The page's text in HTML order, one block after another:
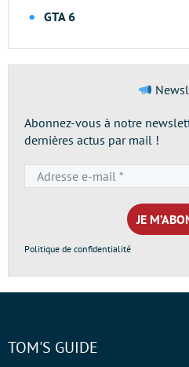
GTA 6
Abonnez-vous à notre
dernières actus par mail !
e-
*
Politique de confidentialité
TOM'S GUIDE